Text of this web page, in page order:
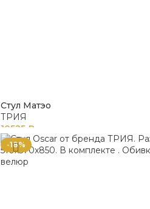
Стул Матэо
ТРИЯ
10525 ₽
-18%